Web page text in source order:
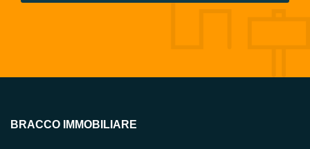
BRACCO IMMOBILIARE